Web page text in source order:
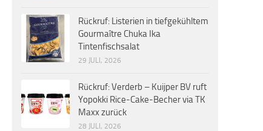
Rückruf: Listerien in tiefgekühltem
Gourmaître Chuka Ika
Tintenfischsalat
29 JULI, 2026
Rückruf: Verderb – Kuijper BV ruft
Yopokki Rice-Cake-Becher via TK
Maxx zurück
28 JULI, 2026